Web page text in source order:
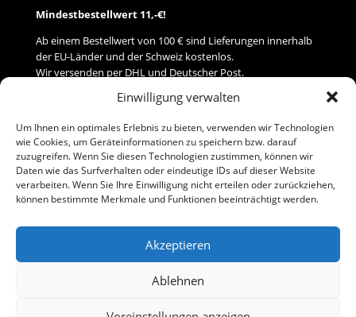
Einwilligung verwalten
Um Ihnen ein optimales Erlebnis zu bieten, verwenden wir Technologien
wie Cookies, um Geräteinformationen zu speichern bzw. darauf
zuzugreifen. Wenn Sie diesen Technologien zustimmen, können wir
Daten wie das Surfverhalten oder eindeutige IDs auf dieser Website
verarbeiten. Wenn Sie Ihre Einwilligung nicht erteilen oder zurückziehen,
können bestimmte Merkmale und Funktionen beeinträchtigt werden.
Akzeptieren
Ablehnen
Mindestbestellwert 11,-€!
Ab einem Bestellwert von 100 € sind Lieferungen innerhalb
der EU-Länder und der Schweiz kostenlos.
Wir versenden per DHL und Deutscher Post.
Versand
Zahlung
Baumann Modellspielwaren
Telefon (0 91 61) 33 84